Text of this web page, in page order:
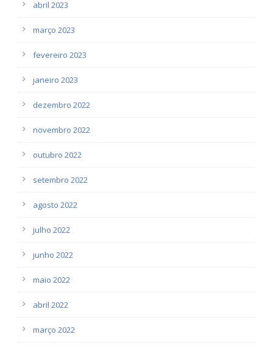
abril 2023
março 2023
fevereiro 2023
janeiro 2023
dezembro 2022
novembro 2022
outubro 2022
setembro 2022
agosto 2022
julho 2022
junho 2022
maio 2022
abril 2022
março 2022